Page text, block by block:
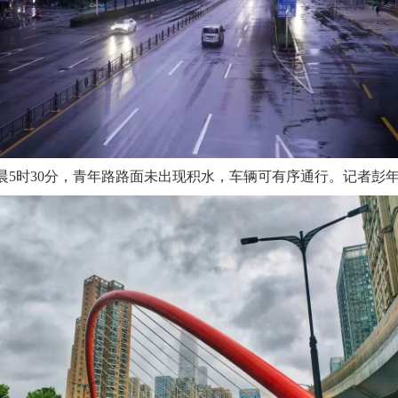
5时30分，青年路路面未出现积水，车辆可有序通行。记者彭